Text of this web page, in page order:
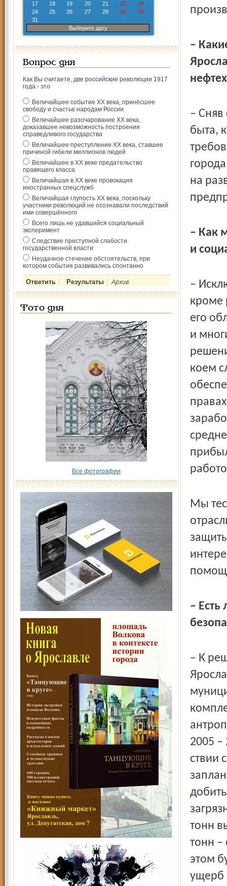
17
18 19 20 21 22
23
24
25 26 27 28 29
30
31
Выберите дату
Вопрос дня
Как Вы считаете, две российские революции 1917
года - это
Величайшее событие ХХ века, принёсшее
свободу и счастье народам России
Величайшее разочарование ХХ века,
доказавшее невозможность построения
справедливого государства
Величайшее преступление ХХ века, ставшее
причиной гибели миллионов людей
Величайшее в ХХ веке предательство
правящего класса
Величайшая в ХХ веке провокация
иностранных спецслужб
Величайшая глупость ХХ века, поскольку
участники революций не осознавали последствий
ими совершённого
Всего лишь не удавшийся социальный
эксперимент
Следствие преступной слабости
государственной власти
Неудачное стечение обстоятельств, при
котором события развивались спонтанно
Архив
Фото дня
Все фотографии
–
– Сняв
быта,
на
– Как
и
–
кроме
его
и
коем
Мы
– Есть
– К
2005 –
ствии
тонн
тонн
этом
ущерб